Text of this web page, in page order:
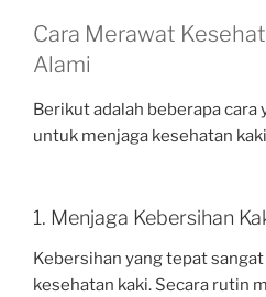
Cara Merawat
Alami
Berikut adalah beberapa cara
untuk menjaga kesehatan
1. Menjaga Kebersihan
Kebersihan yang tepat
kesehatan kaki. Secara rutin